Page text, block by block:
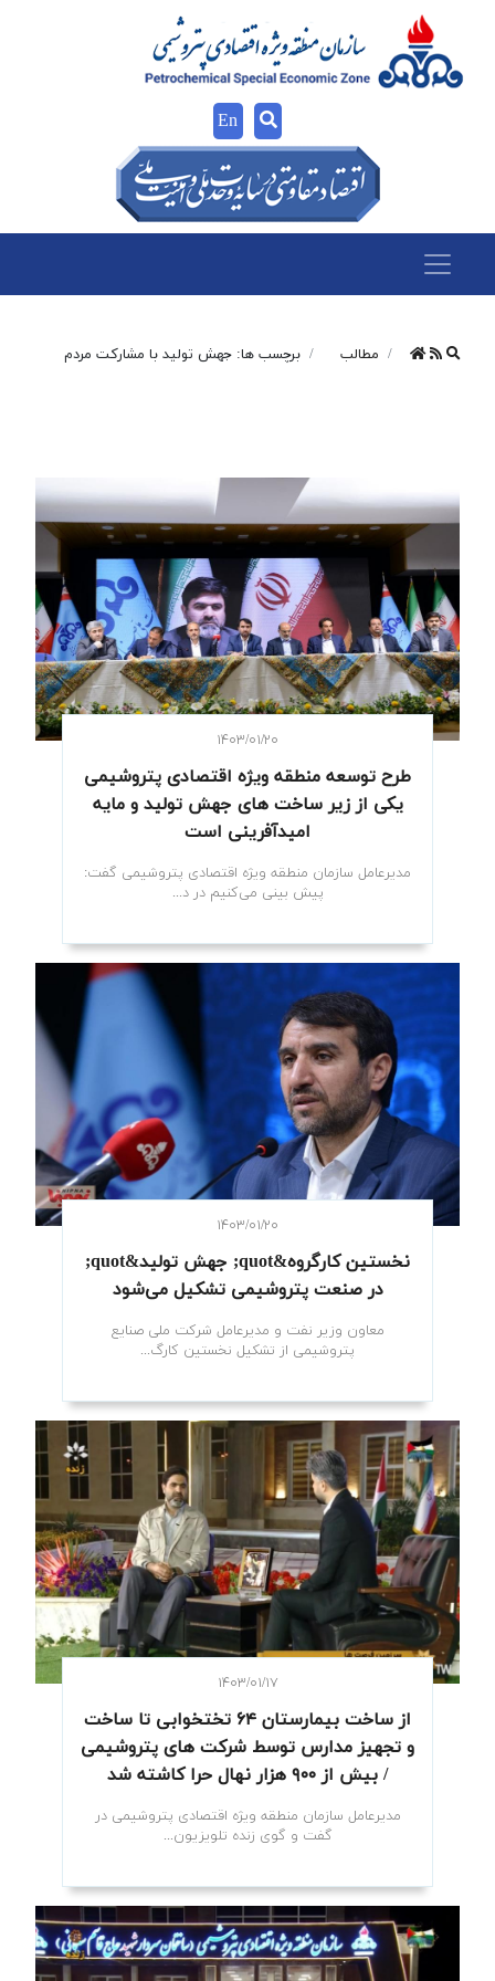
En
مطالب برچسب ها: جهش تولید با مشارکت مردم
۱۴۰۳/۰۱/۲۰
طرح توسعه منطقه ویژه اقتصادی پتروشیمی
یکی از زیر ساخت های جهش تولید و مایه
امیدآفرینی است
مدیرعامل سازمان منطقه ویژه اقتصادی پتروشیمی گفت:
پیش بینی می‌کنیم در د...
۱۴۰۳/۰۱/۲۰
نخستین کارگروه‌&quot; جهش تولید&quot;
در صنعت پتروشیمی تشکیل می‌شود
معاون وزیر نفت و مدیرعامل شرکت ملی صنایع
پتروشیمی از تشکیل نخستین کارگ...
۱۴۰۳/۰۱/۱۷
از ساخت بیمارستان ۶۴ تختخوابی تا ساخت
و تجهیز مدارس توسط شرکت های پتروشیمی
/ بیش از ۹۰۰ هزار نهال حرا کاشته شد
مدیرعامل سازمان منطقه ویژه اقتصادی پتروشیمی در
گفت و گوی زنده تلویزیون...